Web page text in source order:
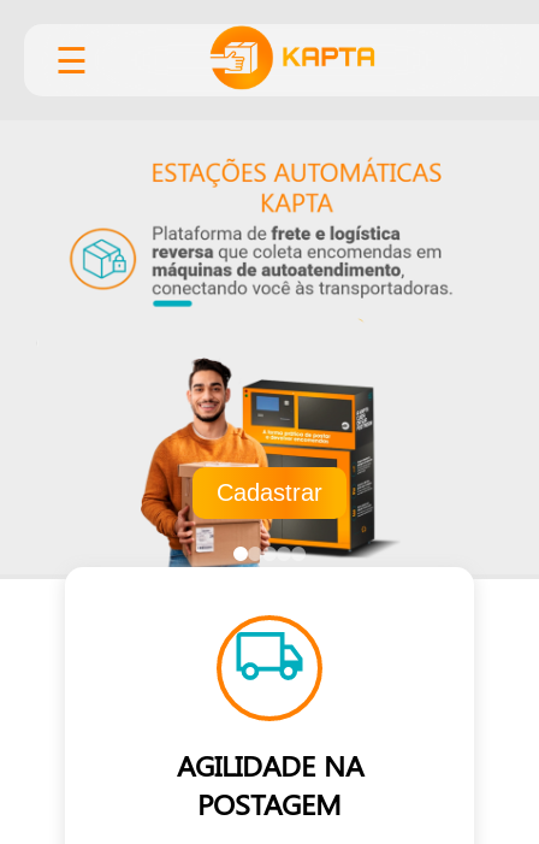
☰
Cadastrar
AGILIDADE NA
POSTAGEM